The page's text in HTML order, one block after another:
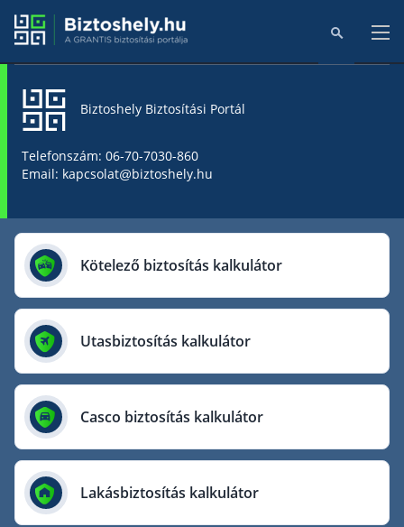
Biztosítók
AIG Biztosító
Allianz Biztosító
Cig Pannónia Biztosító
Genertel Biztosító
Biztoshely Biztosítási Portál
Telefonszám: 06-70-7030-860
Email: kapcsolat@biztoshely.hu
Kötelező biztosítás kalkulátor
Utasbiztosítás kalkulátor
Casco biztosítás kalkulátor
Lakásbiztosítás kalkulátor